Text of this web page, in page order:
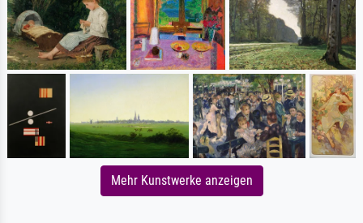
Mehr Kunstwerke anzeigen